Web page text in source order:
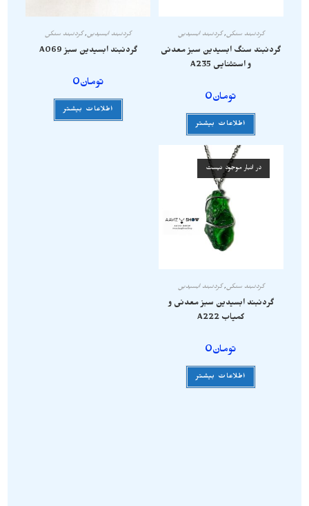
گردنبند سنگی,گردنبند ابسیدین
گردنبند سنگ ابسیدین سبز معدنی
و استثنایی A235
تومان0
اطلاعات بیشتر
گردنبند ابسیدین, گردنبند سنگی
گردنبند ابسیدین سبز A069
تومان0
اطلاعات بیشتر
در انبار موجود نیست
گردنبند سنگی,گردنبند ابسیدین
گردنبند ابسیدین سبز معدنی و
کمیاب A222
تومان0
اطلاعات بیشتر